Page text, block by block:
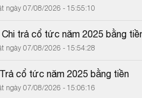
ngày 07/08/2026 - 15:55:10
Chi trả cổ tức năm 2025 bằng
ngày 07/08/2026 - 15:54:28
cổ tức năm 2025 bằng tiền
ngày 07/08/2026 - 15:06:16